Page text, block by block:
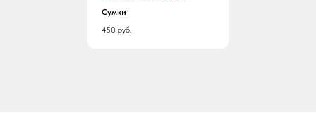
Сумки
450 руб.